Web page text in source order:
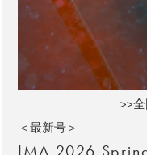
>>
＜最新号＞